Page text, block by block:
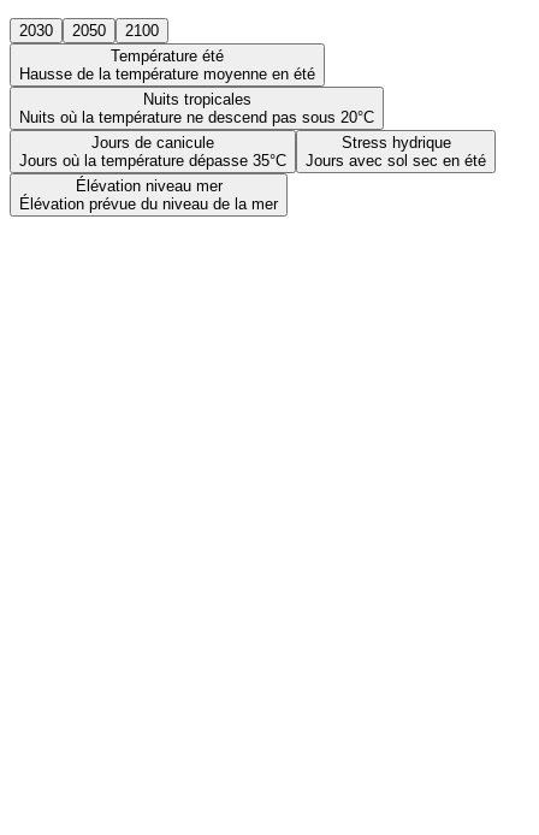
2030 2050
2100
Température été
Hausse de la température moyenne en été
Nuits tropicales
Nuits où la température ne descend pas sous 20°C
Jours de canicule
Jours où la température dépasse 35°C
Stress hydrique
Jours avec sol sec en été
Élévation niveau mer
Élévation prévue du niveau de la mer